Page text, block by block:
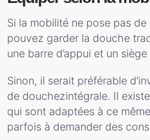
Si la mobilité ne pose pas
pouvez garder la douche
une barre d’appui et un
Sinon, il serait préférable
de douchezintégrale. Il
qui sont adaptées à ce
parfois à demander des